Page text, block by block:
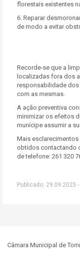
florestais existentes
6. Reparar
de modo a evitar
Recorde-se que a
localizadas fora dos
responsabilidade
com as mesmas.
A ação preventiva
minimizar os efeitos
munícipe assumir a
Mais
obtidos contactando
de telefone: 261 320
Publicado: 29.09.2025
Câmara Municipal de